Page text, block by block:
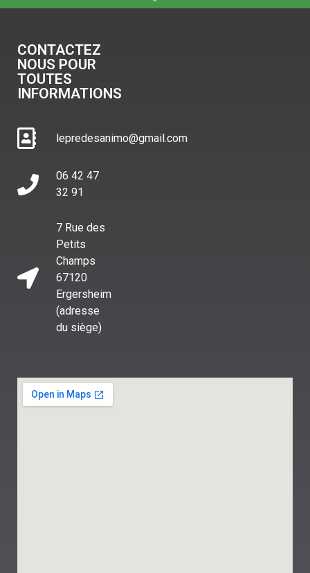
CONTACTEZ
NOUS POUR
TOUTES
INFORMATIONS
lepredesanimo@gmail.com
06 42 47
32 91
7 Rue des
Petits
Champs
67120
Ergersheim
(adresse
du siège)